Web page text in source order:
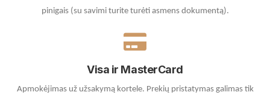
pinigais (su savimi turite turėti asmens dokumentą).
Visa ir MasterCard
Apmokėjimas už užsakymą kortele. Prekių pristatymas galimas tik